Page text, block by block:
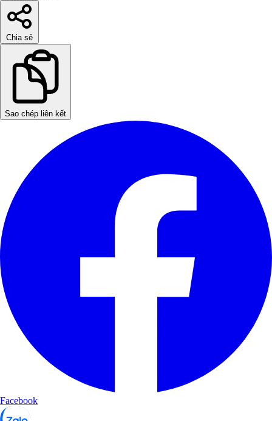
Chia sẻ
Sao chép liên kết
Facebook